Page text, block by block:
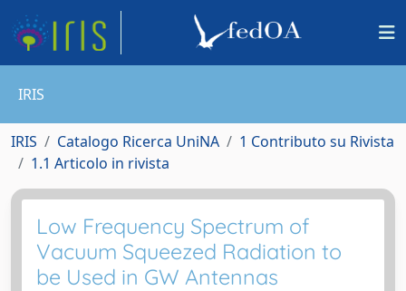
IRIS
IRIS Catalogo Ricerca UniNA
1 Contributo su Rivista
1.1 Articolo in rivista
Low Frequency Spectrum of
Vacuum Squeezed Radiation to
be Used in GW Antennas